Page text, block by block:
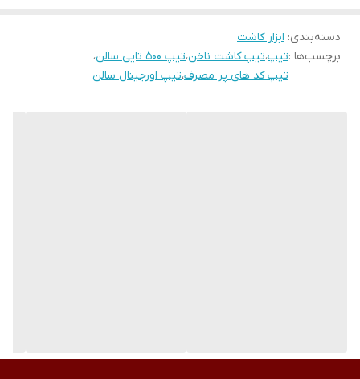
دسته‌بندی: ابزار کاشت
برچسب‌ها :تیپ،تیپ کاشت ناخن،تیپ 500 تایی سالن
،
تیپ کد های پر مصرف،تیپ اورجینال سالن